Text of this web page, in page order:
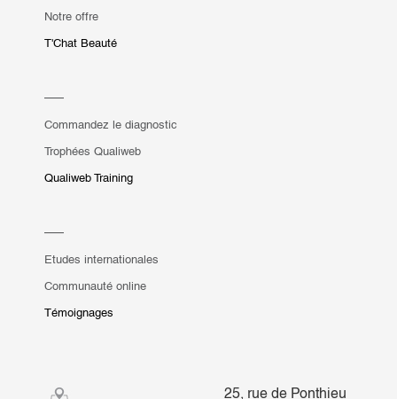
Notre offre
T'Chat Beauté
Commandez le diagnostic
Trophées Qualiweb
Qualiweb Training
Etudes internationales
Communauté online
Témoignages
25, rue de Ponthieu